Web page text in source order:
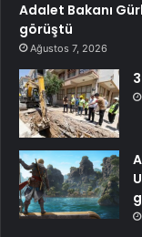
Adalet Bakanı
görüştü
Ağustos 7, 2026